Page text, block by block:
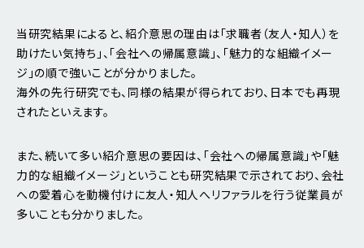
当研究結果によると、紹介意思の理由は「求職者（友人・知人）を
助けたい気持ち」、「会社への帰属意識」、「魅力的な組織イメー
ジ」の順で強いことが分かりました。
海外の先行研究でも、同様の結果が得られており、日本でも再現
されたといえます。
また、続いて多い紹介意思の要因は、「会社への帰属意識」や「魅
力的な組織イメージ」ということも研究結果で示されており、会社
への愛着心を動機付けに友人・知人へリファラルを行う従業員が
多いことも分かりました。